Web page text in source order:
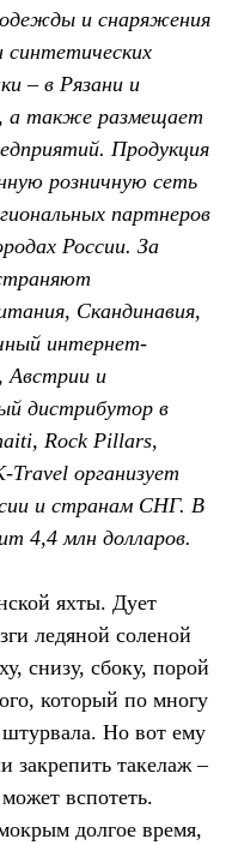
и снаряжения
синтетических
– в Рязани и
а также размещает
Продукция
розничную сеть
партнеров
России. За
Скандинавия,
интернет-
Австрии и
дистрибутор в
Rock Pillars,
Travel организует
и странам СНГ. В
4,4 млн долларов.
яхты. Дует
ледяной соленой
снизу, сбоку, порой
который по многу
штурвала. Но вот ему
закрепить такелаж –
вспотеть.
долгое время,